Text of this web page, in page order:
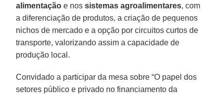
alimentação e nossistemas agroalimentares, com
a diferenciação de produtos, a criação de pequenos
nichos de mercado e a opção por circuitos curtos de
transporte, valorizando assim a capacidade de
produção local.
Convidado a participar da mesa sobre “O papel dos
setores público e privado no financiamento da